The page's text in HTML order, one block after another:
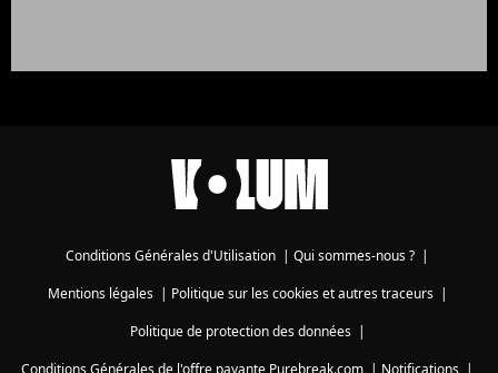
Conditions Générales d'Utilisation | Qui sommes-nous ? |
Mentions légales| Politique sur les cookies et autres traceurs|
Politique de protection des données|
Conditions Générales de l'offre payante Purebreak.com | Notifications |